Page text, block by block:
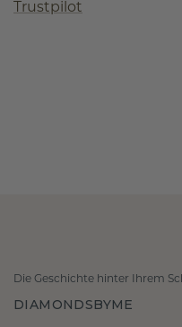
Trustpilot
Die Geschichte hinter Ihrem
DIAMONDSBYME